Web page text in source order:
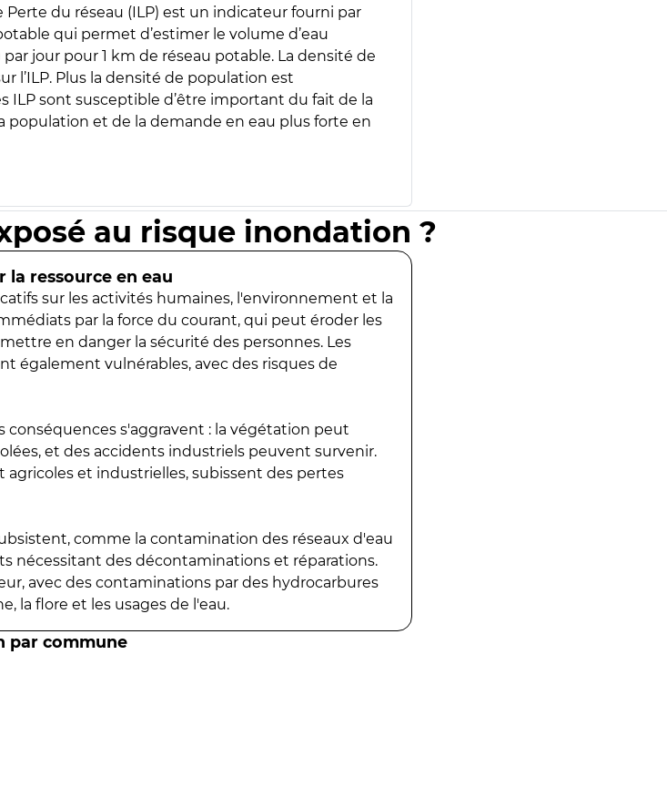
Perte du réseau (ILP) est un indicateur fourni par
qui permet d’estimer le volume d’eau
jour pour 1 km de réseau potable. La densité de
l’ILP. Plus la densité de population est
ILP sont susceptible d’être important du fait de la
population et de la demande en eau plus forte en
au risque inondation ?
la ressource en eau
sur les activités humaines, l'environnement et la
par la force du courant, qui peut éroder les
en danger la sécurité des personnes. Les
également vulnérables, avec des risques de
conséquences s'aggravent : la végétation peut
et des accidents industriels peuvent survenir.
et industrielles, subissent des pertes
comme la contamination des réseaux d'eau
nécessitant des décontaminations et réparations.
avec des contaminations par des hydrocarbures
la flore et les usages de l'eau.
par commune